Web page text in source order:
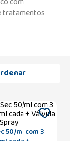
tratamentos
50/ml com 3